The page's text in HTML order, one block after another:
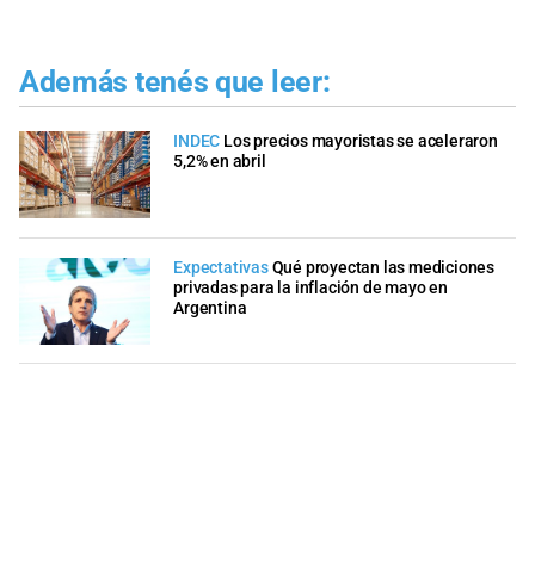
Además tenés que leer:
INDEC Los precios mayoristas se aceleraron
5,2% en abril
ExpectativasQué proyectan las mediciones
privadas para la inflación de mayo en
Argentina